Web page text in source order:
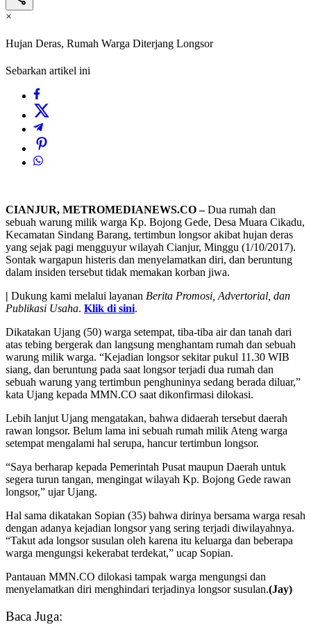
×
Hujan Deras, Rumah Warga Diterjang Longsor
Sebarkan artikel ini
CIANJUR, METROMEDIANEWS.CO –Dua rumah dan
sebuah warung milik warga Kp. Bojong Gede, Desa Muara Cikadu,
Kecamatan Sindang Barang, tertimbun longsor akibat hujan deras
yang sejak pagi mengguyur wilayah Cianjur, Minggu (1/10/2017).
Sontak wargapun histeris dan menyelamatkan diri, dan beruntung
dalam insiden tersebut tidak memakan korban jiwa.
| Dukung kami melalui layanan Berita Promosi, Advertorial, dan
Publikasi Usaha. Klik di sini.
Dikatakan Ujang (50) warga setempat, tiba-tiba air dan tanah dari
atas tebing bergerak dan langsung menghantam rumah dan sebuah
warung milik warga. “Kejadian longsor sekitar pukul 11.30 WIB
siang, dan beruntung pada saat longsor terjadi dua rumah dan
sebuah warung yang tertimbun penghuninya sedang berada diluar,”
kata Ujang kepada MMN.CO saat dikonfirmasi dilokasi.
Lebih lanjut Ujang mengatakan, bahwa didaerah tersebut daerah
rawan longsor. Belum lama ini sebuah rumah milik Ateng warga
setempat mengalami hal serupa, hancur tertimbun longsor.
“Saya berharap kepada Pemerintah Pusat maupun Daerah untuk
segera turun tangan, mengingat wilayah Kp. Bojong Gede rawan
longsor,” ujar Ujang.
Hal sama dikatakan Sopian (35) bahwa dirinya bersama warga resah
dengan adanya kejadian longsor yang sering terjadi diwilayahnya.
“Takut ada longsor susulan oleh karena itu keluarga dan beberapa
warga mengungsi kekerabat terdekat,” ucap Sopian.
Pantauan MMN.CO dilokasi tampak warga mengungsi dan
menyelamatkan diri menghindari terjadinya longsor susulan.(Jay)
Baca Juga: